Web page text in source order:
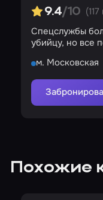
9.4/10
Спецслужбы
убийцу, но все
м. Московская
Похожие